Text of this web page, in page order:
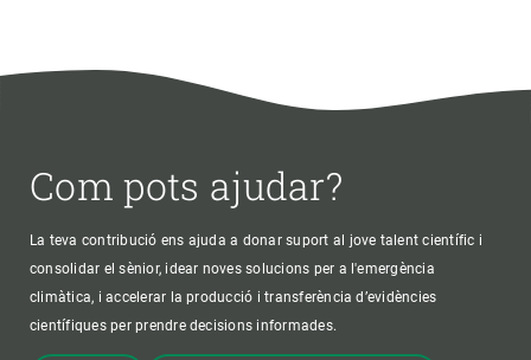
Com pots ajudar?
La teva contribució ens ajuda a donar suport al jove talent científic i
consolidar el sènior, idear noves solucions per a l'emergència
climàtica, i accelerar la producció i transferència d’evidències
científiques per prendre decisions informades.